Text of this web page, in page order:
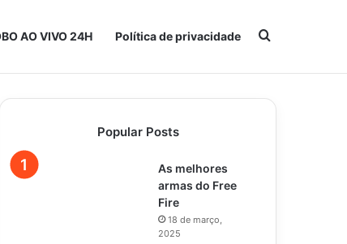
AO VIVO 24H Política de privacidade Procurar por
Popular Posts
As melhores
armas do Free
Fire
18 de março,
2025